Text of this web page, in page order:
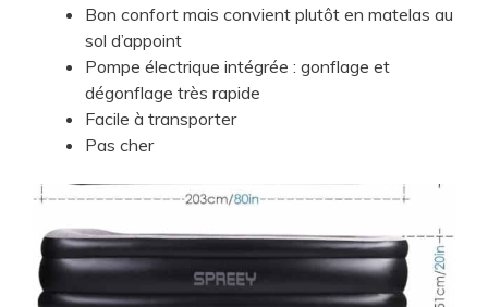
​Bon confort mais convient plutôt en matelas au
sol d’appoint
​Pompe électrique intégrée : gonflage et
dégonflage très rapide
​Facile à transporter
​Pas cher